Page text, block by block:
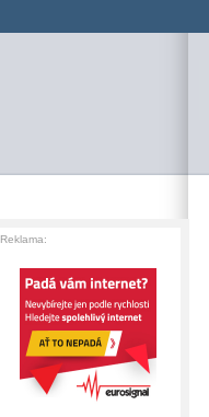
Reklama: